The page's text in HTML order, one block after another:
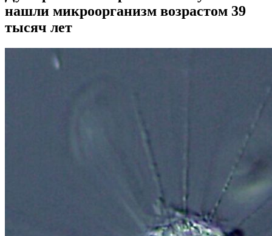
нашли микроорганизм возрастом 39
тысяч лет